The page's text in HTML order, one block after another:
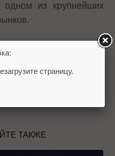
одном из крупнейших
Долгов
, занимавший
директора Google
в конце июня 2012.
ТАКЖЕ
страницу.